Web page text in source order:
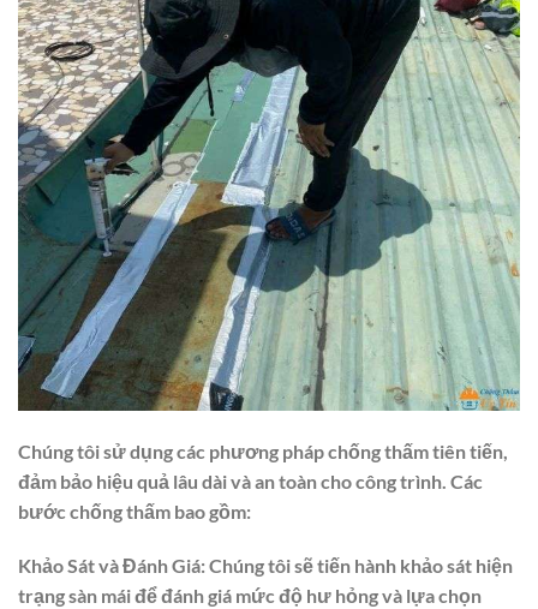
Chúng tôi sử dụng các phương pháp chống thấm tiên tiến,
đảm bảo hiệu quả lâu dài và an toàn cho công trình. Các
bước chống thấm bao gồm:
Khảo Sát và Đánh Giá:Chúng tôi sẽ tiến hành khảo sát hiện
trạng sàn mái để đánh giá mức độ hư hỏng và lựa chọn